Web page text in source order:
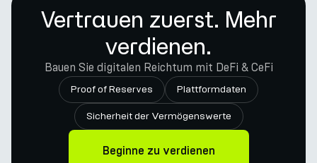
Vertrauen zuerst. Mehr
verdienen.
Bauen Sie digitalen Reichtum mit DeFi & CeFi
Proof of Reserves Plattformdaten
Sicherheit der Vermögenswerte
Beginne zu verdienen